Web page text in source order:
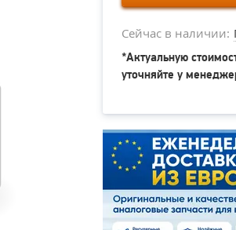
Сейчас в наличии:
*Актуальную
уточняйте у